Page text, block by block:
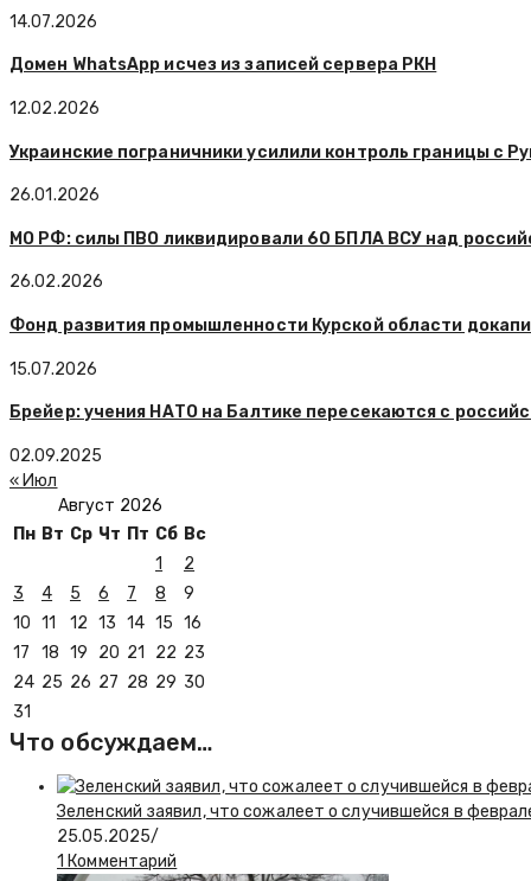
14.07.2026
Домен WhatsApp исчез из записей сервера РКН
12.02.2026
Украинские пограничники усилили контроль границы с
26.01.2026
МО РФ: силы ПВО ликвидировали 60 БПЛА ВСУ над
26.02.2026
Фонд развития промышленности Курской области
15.07.2026
Брейер: учения НАТО на Балтике пересекаются с
02.09.2025
« Июл
Август 2026
Пн Вт Ср Чт Пт Сб Вс
1
2
3
4 5 6 7 8
9
10 11 12 13 14 15 16
17
18 19 20 21 22 23
24 25 26 27 28 29 30
31
Что обсуждаем…
Зеленский заявил, что сожалеет о случившейся в
25.05.2025/
1 Комментарий